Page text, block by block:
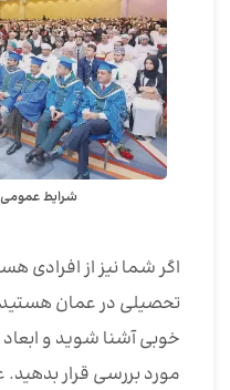
شرایط
اگر شما نیز از افرادی
تحصیلی در عمان هستید،
خوبی آشنا شوید و
مورد بررسی قرار